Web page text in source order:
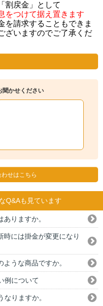
割戻金」として
をつけて据え置きます
を請求することもできま
ざいますのでご了承くだ
聞かせください
せはこちら
Q&Aも見ています
りますか。
時には掛金が変更になり
うな商品ですか。
例について
なりますか。